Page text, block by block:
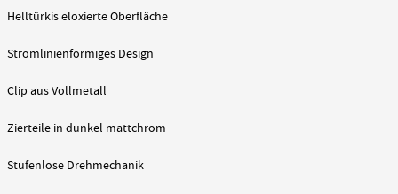
Helltürkis eloxierte Oberfläche
Stromlinienförmiges Design
Clip aus Vollmetall
Zierteile in dunkel mattchrom
Stufenlose Drehmechanik